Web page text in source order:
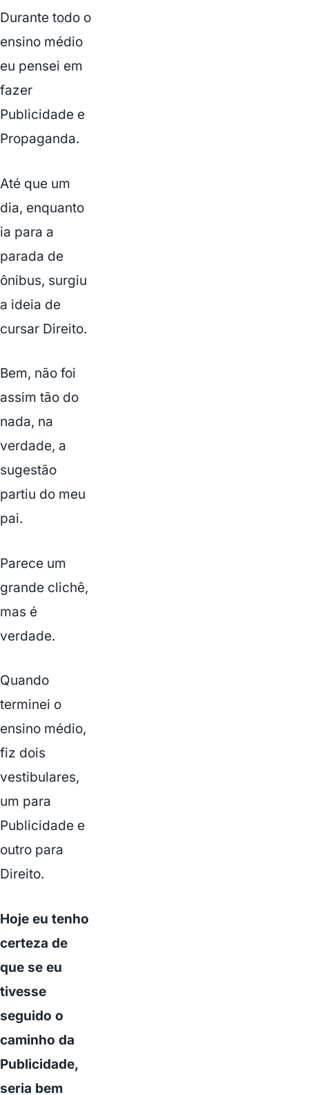
Durante todo o
ensino médio
eu pensei em
fazer
Publicidade e
Propaganda.
Até que um
dia, enquanto
ia para a
parada de
ônibus, surgiu
a ideia de
cursar Direito.
Bem, não foi
assim tão do
nada, na
verdade, a
sugestão
partiu do meu
pai.
Parece um
grande clichê,
mas é
verdade.
Quando
terminei o
ensino médio,
fiz dois
vestibulares,
um para
Publicidade e
outro para
Direito.
Hoje eu tenho
certeza de
que se eu
tivesse
seguido o
caminho da
Publicidade,
seria bem